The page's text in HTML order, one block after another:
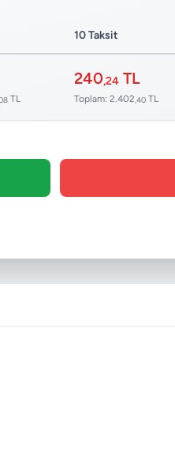
10 Taksit
TL
240,24 TL
Toplam: 2.402 ,40 TL